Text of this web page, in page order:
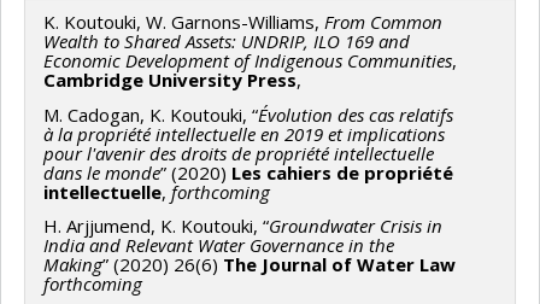
sciences humaines du Canada
Grant programs:PVXXXXXX-Subvention ordinaire de
recherche
K. Koutouki, W. Garnons-Williams, From Common
Wealth to Shared Assets: UNDRIP, ILO 169 and
Economic Development of Indigenous Communities,
Cambridge University Press,
M. Cadogan, K. Koutouki, “Évolution des cas relatifs
à la propriété intellectuelle en 2019 et implications
pour l'avenir des droits de propriété intellectuelle
dans le monde” (2020) Les cahiers de propriété
intellectuelle, forthcoming
H. Arjjumend, K. Koutouki, “Groundwater Crisis in
India and Relevant Water Governance in the
Making” (2020) 26(6) The Journal of Water Law
forthcoming